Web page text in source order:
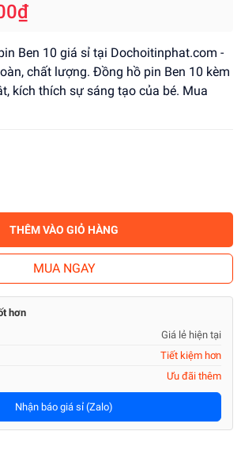
Ben 10 giá sỉ tại Dochoitinphat.com -
chất lượng. Đồng hồ pin Ben 10 kèm
kích thích sự sáng tạo của bé. Mua
THÊM VÀO GIỎ HÀNG
MUA NGAY
hơn
Giá lẻ hiện tại
Tiết kiệm hơn
Ưu đãi thêm
Nhận báo giá sỉ (Zalo)